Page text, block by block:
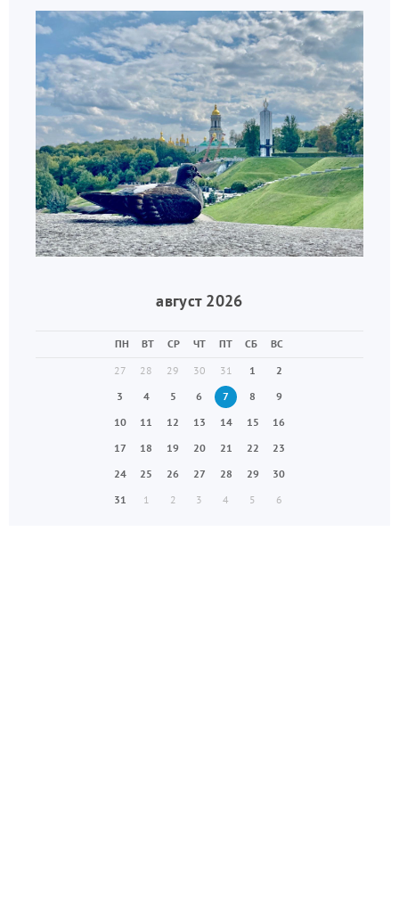
август 2026
ПН ВТ СР ЧТ ПТ СБ
ВС
27
28 29 30 31 1
2
3
4 5 6 7 8
9
10
11 12 13 14 15
16
17
18 19 20 21 22
23
24
25 26 27 28 29
30
31
1 2 3 4 5 6